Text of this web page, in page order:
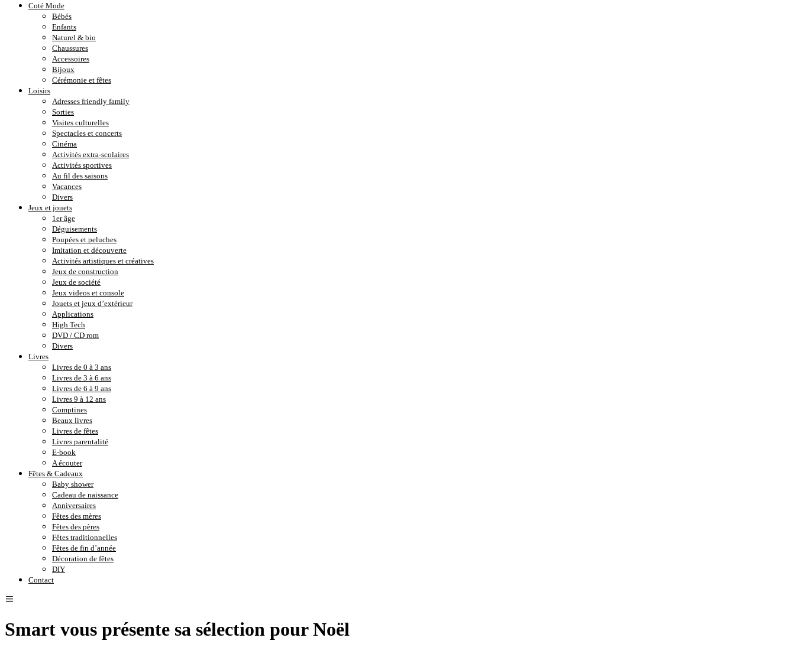
Coté Mode
Bébés
Enfants
Naturel & bio
Chaussures
Accessoires
Bijoux
Cérémonie et fêtes
Loisirs
Adresses friendly family
Sorties
Visites culturelles
Spectacles et concerts
Cinéma
Activités extra-scolaires
Activités sportives
Au fil des saisons
Vacances
Divers
Jeux et jouets
1er âge
Déguisements
Poupées et peluches
Imitation et découverte
Activités artistiques et créatives
Jeux de construction
Jeux de société
Jeux videos et console
Jouets et jeux d’extérieur
Applications
High Tech
DVD / CD rom
Divers
Livres
Livres de 0 à 3 ans
Livres de 3 à 6 ans
Livres de 6 à 9 ans
Livres 9 à 12 ans
Comptines
Beaux livres
Livres de fêtes
Livres parentalité
E-book
A écouter
Fêtes & Cadeaux
Baby shower
Cadeau de naissance
Anniversaires
Fêtes des mères
Fêtes des pères
Fêtes traditionnelles
Fêtes de fin d’année
Décoration de fêtes
DIY
Contact
Smart vous présente sa sélection pour Noël